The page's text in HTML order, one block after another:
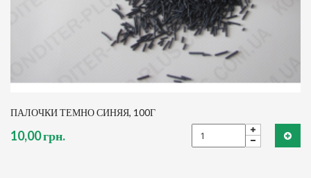
ПАЛОЧКИ ТЕМНО СИНЯЯ, 100Г
10,00 грн.